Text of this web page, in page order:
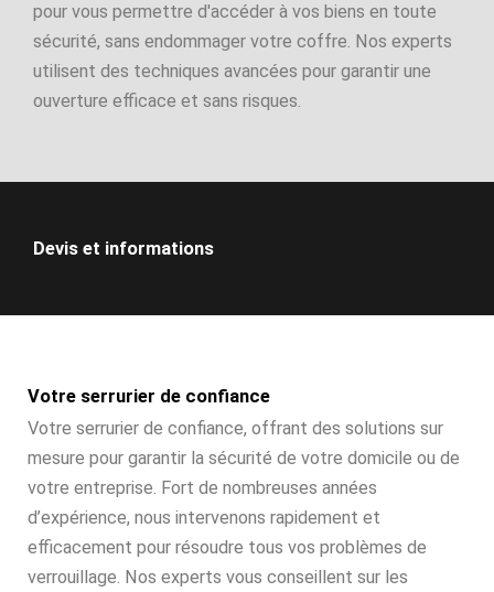
pour vous permettre d'accéder à vos biens en toute
sécurité, sans endommager votre coffre. Nos experts
utilisent des techniques avancées pour garantir une
ouverture efficace et sans risques.
Devis et informations
Votre serrurier de confiance
Votre serrurier de confiance, offrant des solutions sur
mesure pour garantir la sécurité de votre domicile ou de
votre entreprise. Fort de nombreuses années
d’expérience, nous intervenons rapidement et
efficacement pour résoudre tous vos problèmes de
verrouillage. Nos experts vous conseillent sur les